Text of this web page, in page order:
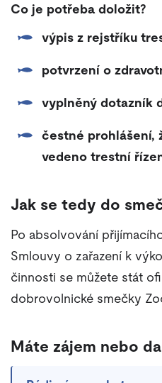
Co je potřeba doložit?
výpis z rejstříku
potvrzení o
vyplněný dotazník
čestné prohlášení,
vedeno trestní
Jak se tedy do
Po absolvování
Smlouvy o zařazení k
činnosti se můžete stát
dobrovolnické smečky
Máte zájem nebo